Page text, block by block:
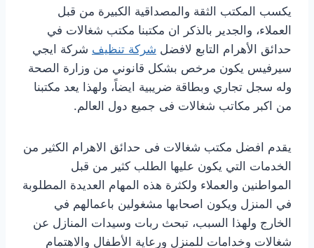
يكسب المكتب الثقة والمصداقية الكبيرة من قبل
العملاء، والجدير بالذكر ان مكتبنا مكتب شغالات في
حدائق الأهرام التابع لافضل شركة تنظيف شركة ايجي
سيرفيس يكون مرخص بشكل قانوني من وزارة الصحة
وله سجل تجاري وبطاقة ضريبية ايضاً، ولهذا يعد مكتبنا
من اكبر مكاتب شغالات فى جميع دول العالم.
يقدم افضل مكتب شغالات فى حدائق الاهرام الكثير من
الخدمات التي يكون عليها الطلب كثير من قبل
المواطنين والعملاء ولكثرة هذه المهام العديدة المطلوبة
في المنزل ويكون اصحابها مشغولين باعمالهم في
الخارج ولهذا السبب، تبحث ربات وسيدات المنازل عن
شغالات وخدامات للمنزل ورعاية الأطفال والاهتمام